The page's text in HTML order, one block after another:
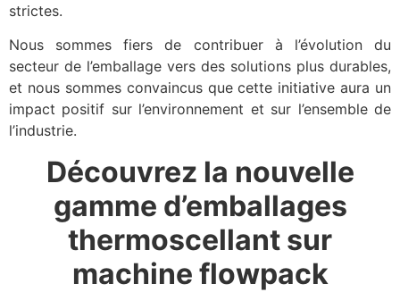
strictes.
Nous sommes fiers de contribuer à l’évolution du
secteur de l’emballage vers des solutions plus durables,
et nous sommes convaincus que cette initiative aura un
impact positif sur l’environnement et sur l’ensemble de
l’industrie.
Découvrez la nouvelle
gamme d’emballages
thermoscellant sur
machine flowpack